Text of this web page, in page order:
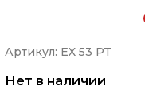
Артикул: EX 53 PT
Нет в наличии